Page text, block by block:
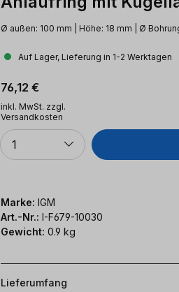
Ø außen: 100 mm | Höhe: 18 mm | Ø
Auf Lager, Lieferung in 1-2 Werktagen
Regulärer Preis:
76,12 €
inkl. MwSt. zzgl.
Versandkosten
Anzahl
1
Marke: IGM
Art.-Nr.: I-F679-10030
Gewicht: 0.9 kg
Lieferumfang